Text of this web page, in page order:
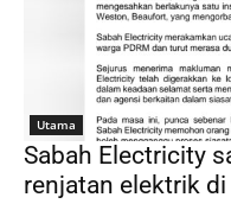
Utama
Sabah Electricity
renjatan elektrik